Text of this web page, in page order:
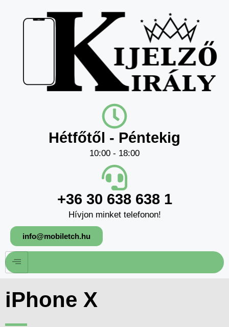
Hétfőtől - Péntekig
10:00 - 18:00
+36 30 638 638 1
Hívjon minket telefonon!
info@mobiletch.hu
iPhone X